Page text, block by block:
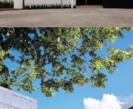
Casa Nogal
VIVIENDA